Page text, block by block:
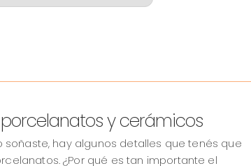
y cerámicos
hay algunos detalles que tenés que
¿Por qué es tan importante el